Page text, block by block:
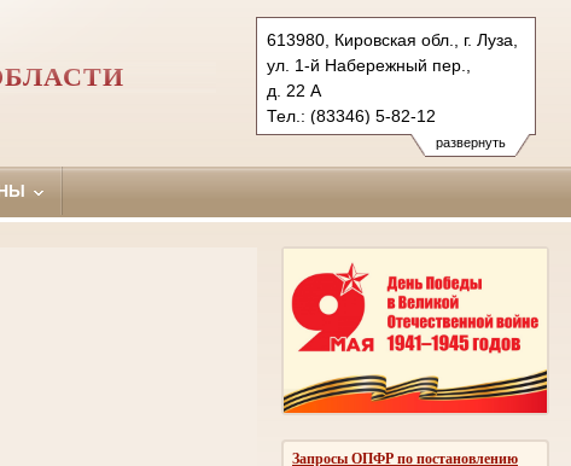
развернуть
613980, Кировская обл., г. Луза,
ул. 1-й Набережный пер.,
д. 22 А
Тел.: (83346) 5-82-12
luzsud@mail.ru
Запросы ОПФР по постановлению